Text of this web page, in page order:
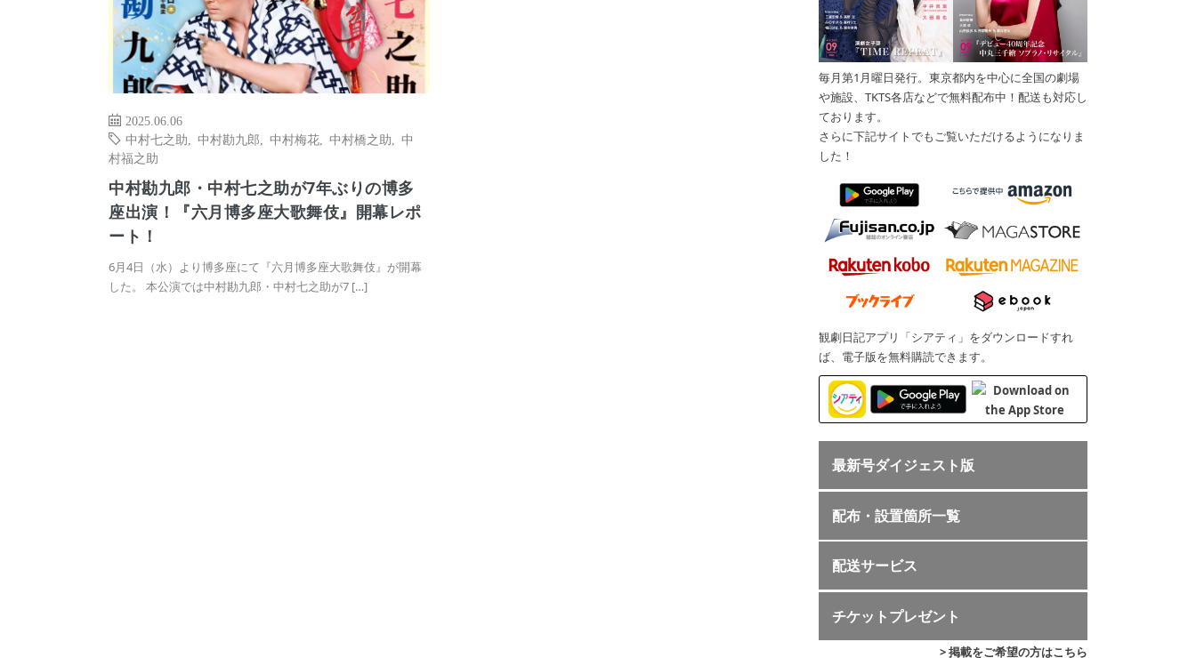
2025.06.06
中村七之助
中村勘九郎 中村梅花 中村橋之助
中
村福之助
中村勘九郎・中村七之助が7年ぶりの博多
座出演！『六月博多座大歌舞伎』開幕レポ
ート！
6月4日（水）より博多座にて『六月博多座大歌舞伎』が開幕
した。 本公演では中村勘九郎・中村七之助が7 […]
毎月第1月曜日発行。東京都内を中心に全国の劇場
や施設、TKTS各店などで無料配布中！配送も対応し
ております。
さらに下記サイトでもご覧いただけるようになりま
した！
観劇日記アプリ「シアティ」をダウンロードすれ
ば、電子版を無料購読できます。
最新号ダイジェスト版
配布・設置箇所一覧
配送サービス
チケットプレゼント
> 掲載をご希望の方はこちら